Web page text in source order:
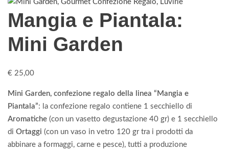
Mangia e Piantala:
Mini Garden
€ 25,00
Mini Garden, confezione regalo della linea “Mangia e
Piantala”: la confezione regalo contiene 1 secchiello di
Aromatiche (con un vasetto degustazione 40 gr) e 1 secchiello
di Ortaggi (con un vaso in vetro 120 gr tra i prodotti da
abbinare a formaggi, carne e pesce), tutti a produzione